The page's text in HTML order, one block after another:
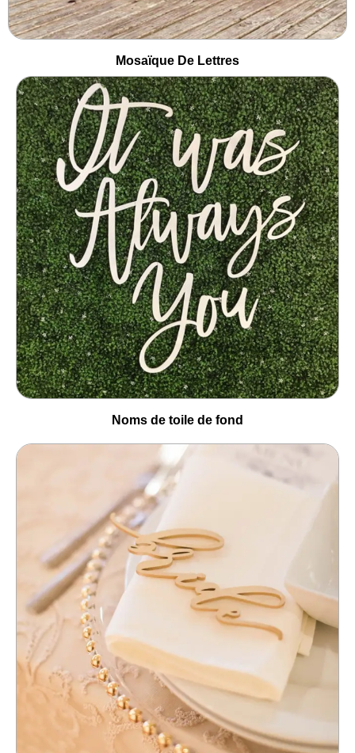
Mosaïque De Lettres
Noms de toile de fond